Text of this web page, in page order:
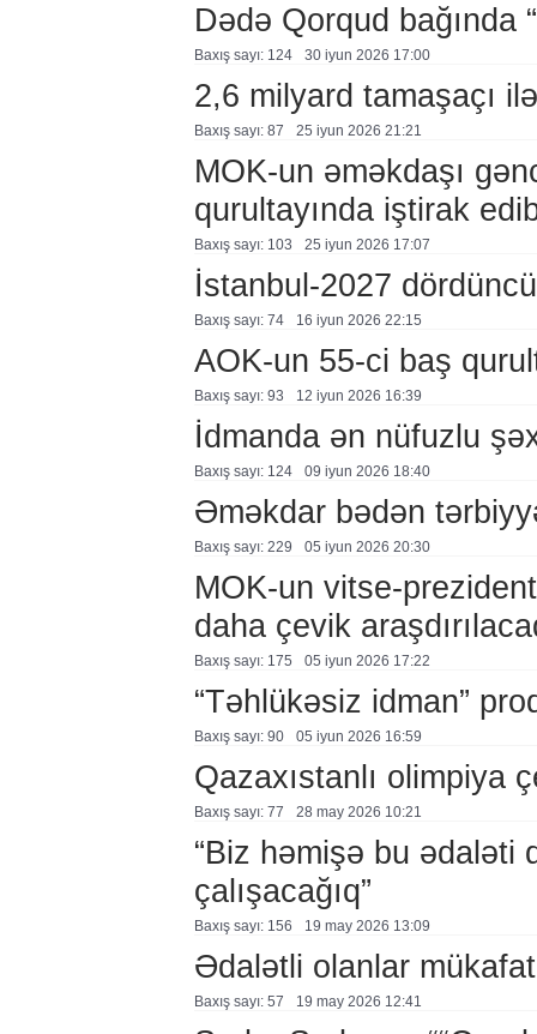
Dədə Qorqud bağında
Baxış sayı: 124 30 i̇yun 2026 17:00
2,6 milyard tamaşaçı
Baxış sayı: 87 25 i̇yun 2026 21:21
MOK-un əməkdaşı
qurultayında iştirak
Baxış sayı: 103 25 i̇yun 2026 17:07
İstanbul-2027
Baxış sayı: 74 16 i̇yun 2026 22:15
AOK-un 55-ci baş
Baxış sayı: 93 12 i̇yun 2026 16:39
İdmanda ən nüfuzlu
Baxış sayı: 124 09 i̇yun 2026 18:40
Əməkdar bədən
Baxış sayı: 229 05 i̇yun 2026 20:30
MOK-un vitse-
daha çevik
Baxış sayı: 175 05 i̇yun 2026 17:22
“Təhlükəsiz idman”
Baxış sayı: 90 05 i̇yun 2026 16:59
Qazaxıstanlı olimpiya
Baxış sayı: 77 28 may 2026 10:21
“Biz həmişə bu ədaləti
çalışacağıq”
Baxış sayı: 156 19 may 2026 13:09
Ədalətli olanlar
Baxış sayı: 57 19 may 2026 12:41